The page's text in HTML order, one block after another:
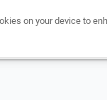
on your device to